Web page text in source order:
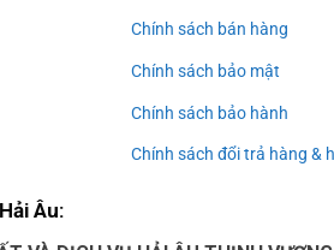
Chính sách bán hàng
Chính sách bảo mật
Chính sách bảo hành
Chính sách đổi trả hàng &
Âu: